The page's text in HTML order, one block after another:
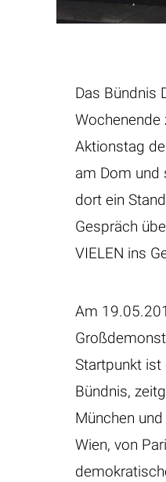
Das Bündnis
Wochenende
Aktionstag
am Dom und
dort ein
Gespräch
VIELEN ins
Am
Startpunkt ist
Bündnis,
München
Wien, von